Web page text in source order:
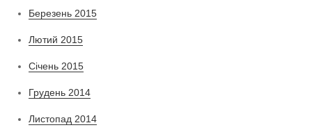
Березень 2015
Лютий 2015
Січень 2015
Грудень 2014
Листопад 2014